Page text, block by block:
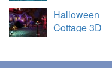
Halloween
Cottage 3D